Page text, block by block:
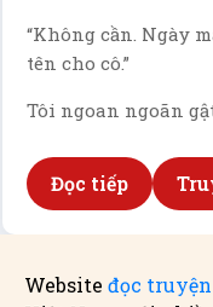
“Không cần. Ngày
tên cho cô.”
Tôi ngoan ngoãn
Đọc tiếp
Website đọc truyện